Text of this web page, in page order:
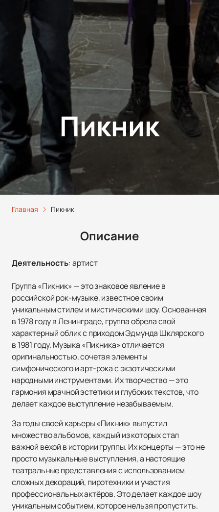
Пикник
Главная Пикник
Описание
Деятельность:артист
Группа «Пикник» — это знаковое явление в
российской рок-музыке, известное своим
уникальным стилем и мистическими шоу. Основанная
в 1978 году в Ленинграде, группа обрела свой
характерный облик с приходом Эдмунда Шклярского
в 1981 году. Музыка «Пикника» отличается
оригинальностью, сочетая элементы
симфонического и арт-рока с экзотическими
народными инструментами. Их творчество — это
гармония мрачной эстетики и глубоких текстов, что
делает каждое выступление незабываемым.
За годы своей карьеры «Пикник» выпустил
множество альбомов, каждый из которых стал
важной вехой в истории группы. Их концерты — это не
просто музыкальные выступления, а настоящие
театральные представления с использованием
сложных декораций, пиротехники и участия
профессиональных актёров. Это делает каждое шоу
уникальным событием, которое нельзя пропустить.